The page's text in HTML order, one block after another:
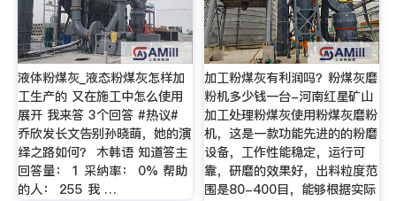
液体粉煤灰_液态粉煤灰怎样加
工生产的 又在施工中怎么使用
展开 我来答 3个回答 #热议#
乔欣发长文告别孙晓萌，她的演
绎之路如何？ 木韩语 知道答主
回答量： 1 采纳率： 0% 帮助
的人： 255 我 …
加工粉煤灰有利润吗？粉煤灰磨
粉机多少钱一台-河南红星矿山
加工处理粉煤灰使用粉煤灰磨粉
机，这是一款功能先进的的粉磨
设备，工作性能稳定，运行可
靠，研磨的效果好，出料粒度范
围是80-400目，能够根据实际